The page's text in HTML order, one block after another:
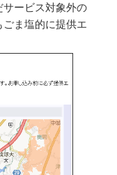
ービス対象外の
ま塩的に提供エ